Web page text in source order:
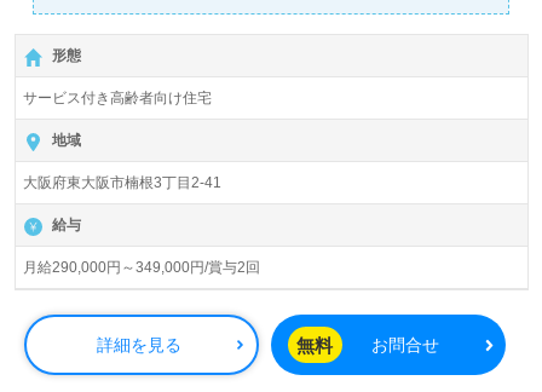
円/賞与2回】
＊国家資格介護福祉士有資格者向け求人＊『徳庵駅』徒歩
13分。お車通勤可能です。
入居定員48名（48室/全室個室）『パリアティブケアホー
ムはなの楠根』opsolグループ/株式会社opsol（本社：三重
県伊勢市）様の運営です。三重県、大阪府、愛知県を中心
に住宅型有料老人ホーム、サービス付き高齢者向け住宅、
訪問看護/介護、高齢者/ケア住宅紹介サービス、居宅介護
支援、出版事業を展開されています。
◎ブランドネーム『パリアティブケアホーム』に込められ
た想い。QOLの改善、身体的、心理社会的ケアに向かい合
う事業所様！◎
看護助手や介護職経験のある方をお迎えします。『ご利用
形態
サービス付き高齢者向け住宅
地域
大阪府東大阪市楠根3丁目2-41
給与
月給290,000円～349,000円/賞与2回
詳細を見る 無料 お問合せ